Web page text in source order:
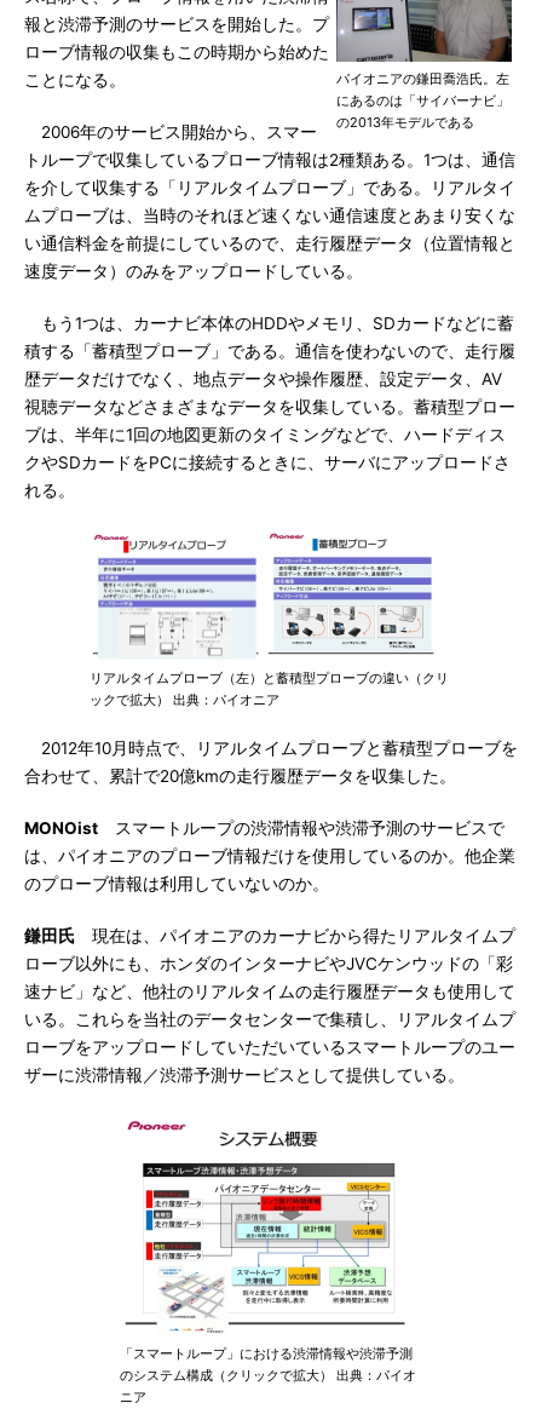
パイオニアの鎌田喬浩氏。左
にあるのは「サイバーナビ」
の2013年モデルである
報と渋滞予測のサービスを開始した。プ
ローブ情報の収集もこの時期から始めた
ことになる。
2006年のサービス開始から、スマー
トループで収集しているプローブ情報は2種類ある。1つは、通信
を介して収集する「リアルタイムプローブ」である。リアルタイ
ムプローブは、当時のそれほど速くない通信速度とあまり安くな
い通信料金を前提にしているので、走行履歴データ（位置情報と
速度データ）のみをアップロードしている。
もう1つは、カーナビ本体のHDDやメモリ、SDカードなどに蓄
積する「蓄積型プローブ」である。通信を使わないので、走行履
歴データだけでなく、地点データや操作履歴、設定データ、AV
視聴データなどさまざまなデータを収集している。蓄積型プロー
ブは、半年に1回の地図更新のタイミングなどで、ハードディス
クやSDカードをPCに接続するときに、サーバにアップロードさ
れる。
リアルタイムプローブ（左）と蓄積型プローブの違い（クリ
ックで拡大） 出典：パイオニア
2012年10月時点で、リアルタイムプローブと蓄積型プローブを
合わせて、累計で20億kmの走行履歴データを収集した。
MONOist スマートループの渋滞情報や渋滞予測のサービスで
は、パイオニアのプローブ情報だけを使用しているのか。他企業
のプローブ情報は利用していないのか。
鎌田氏 現在は、パイオニアのカーナビから得たリアルタイムプ
ローブ以外にも、ホンダのインターナビやJVCケンウッドの「彩
速ナビ」など、他社のリアルタイムの走行履歴データも使用して
いる。これらを当社のデータセンターで集積し、リアルタイムプ
ローブをアップロードしていただいているスマートループのユー
ザーに渋滞情報／渋滞予測サービスとして提供している。
「スマートループ」における渋滞情報や渋滞予測
のシステム構成（クリックで拡大） 出典：パイオ
ニア